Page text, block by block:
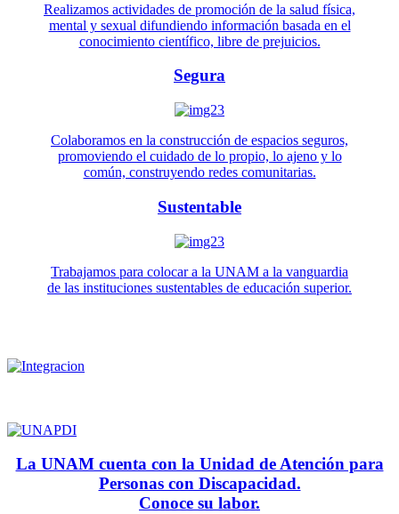
Realizamos actividades de promoción de la salud física,
mental y sexual difundiendo información basada en el
conocimiento científico, libre de prejuicios.
Segura
Colaboramos en la construcción de espacios seguros,
promoviendo el cuidado de lo propio, lo ajeno y lo
común, construyendo redes comunitarias.
Sustentable
Trabajamos para colocar a la UNAM a la vanguardia
de las instituciones sustentables de educación superior.
La UNAM cuenta con la Unidad de Atención para
Personas con Discapacidad.
Conoce su labor.